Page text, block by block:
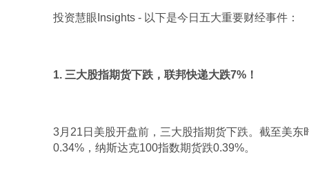
投资慧眼Insights - 以下是今日五大重要财经事件：
1. 三大股指期货下跌，联邦快递大跌7%！
3月21日美股开盘前，三大股指期货下跌。截至美
0.34%，纳斯达克100指数期货跌0.39%。